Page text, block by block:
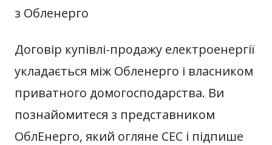
з Обленерго
Договір купівлі-продажу електроенергії
укладається між Обленерго і власником
приватного домогосподарства. Ви
познайомитеся з представником
ОблЕнерго, який огляне СЕС і підпише